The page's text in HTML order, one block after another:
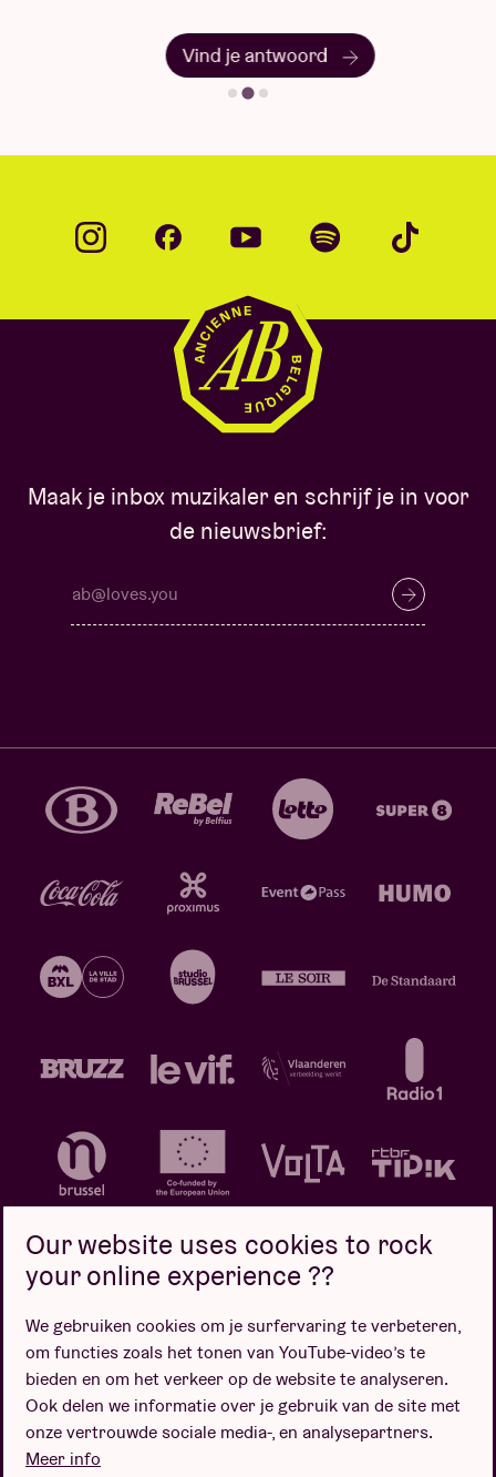
Vind je antwoord
Maak je inbox muzikaler en schrijf je in voor
de nieuwsbrief:
Privacybeleid Cookiebeleid
Verkoopsvoorwaarden
Design door
Our website uses cookies to rock
your online experience ??
We gebruiken cookies om je surfervaring te verbeteren,
om functies zoals het tonen van YouTube-video’s te
bieden en om het verkeer op de website te analyseren.
Ook delen we informatie over je gebruik van de site met
onze vertrouwde sociale media-, en analysepartners.
Meer info